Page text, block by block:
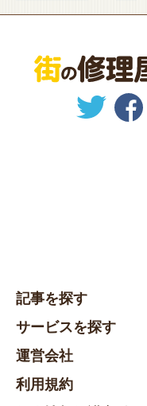
記事を探す
サービスを探す
運営会社
利用規約